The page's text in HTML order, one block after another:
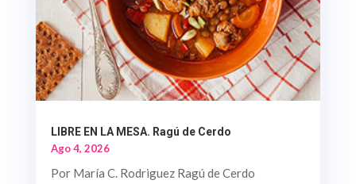
LIBRE EN LA MESA. Ragú de Cerdo
Ago 4, 2026
Por María C. Rodriguez Ragú de Cerdo